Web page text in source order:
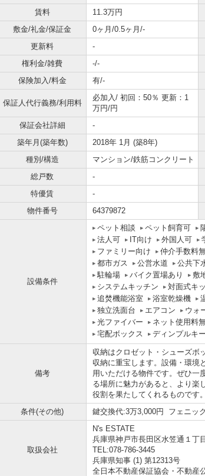
賃料 11.3万円
敷金/礼金/保証金
0ヶ月/0.5ヶ月/-
更新料
-
権利金/雑費
-/-
保険加入/料金
有/-
保証人代行義務/利用料
必加入/ 初回：50％ 更新：1
万円/円
保証会社詳細 -
築年月(築年数)
2018年 1月 (築8年)
種別/構造
マンション/鉄筋コンクリート
総戸数
-
特優賃
-
物件番号
64379872
設備条件
ペット相談 ペット飼育可
法人可
IT向け 外国人可
ファミリー向け
仲介手数料
都市ガス
公営水道 公共下
駐輪場
バイク置場あり 敷
システムキッチン
対面式キ
追焚機能浴室
浴室乾燥機
独立洗面台
エアコン ウォ
光ファイバー
ネット使用料
宅配ボックス
ディンプルキー
備考
収納はクロゼット・シューズボ
収納に重宝します。設備・環境
用いただける物件です。ぜひ一
る場所に魅力があると、より楽
役割を果たしてくれるものです
条件(その他)
鍵交換代:3万3,000円 フェニッ
取扱会社
N's ESTATE
兵庫県神戸市長田区水笠通１丁
TEL:078-786-3445
兵庫県知事 (1) 第12313号
全日本不動産保証協会・不動産